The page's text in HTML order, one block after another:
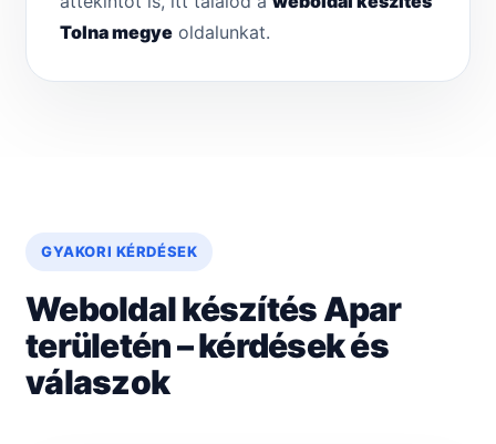
Tolna megye oldalunkat.
GYAKORI KÉRDÉSEK
Weboldal készítés Apar
területén – kérdések és
válaszok